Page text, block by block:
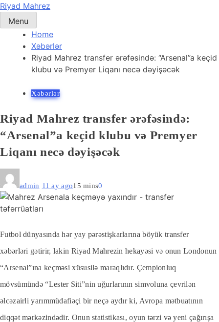
Skip
content
Riyad Mahrez
Menu
Home
Xəbərlər
Riyad Mahrez transfer ərəfəsində: “Arsenal”a keçid
klubu və Premyer Liqanı necə dəyişəcək
Xəbərlər
Riyad Mahrez transfer ərəfəsində:
“Arsenal”a keçid klubu və Premyer
Liqanı necə dəyişəcək
admin 11 ay ago15 mins0
Futbol dünyasında hər yay pərəstişkarlarına böyük transfer
xəbərləri gətirir, lakin Riyad Mahrezin hekayəsi və onun Londonun
“Arsenal”ına keçməsi xüsusilə maraqlıdır. Çempionluq
mövsümündə “Lester Siti”nin uğurlarının simvoluna çevrilən
əlcəzairli yarımmüdafiəçi bir neçə aydır ki, Avropa mətbuatının
diqqət mərkəzindədir. Onun statistikası, oyun tərzi və yeni çağırışa